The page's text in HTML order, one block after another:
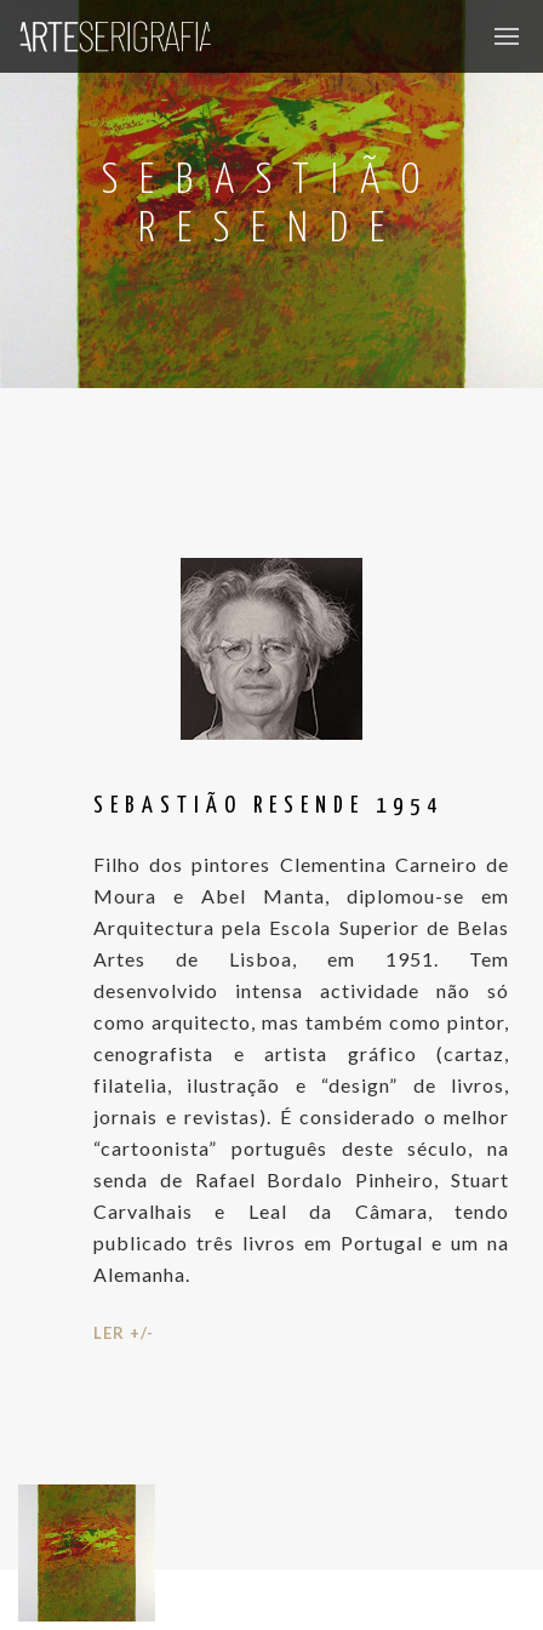
SEBASTIÃO
RESENDE
SEBASTIÃO RESENDE 1954
Filho dos pintores Clementina Carneiro de
Moura e Abel Manta, diplomou-se em
Arquitectura pela Escola Superior de Belas
Artes de Lisboa, em 1951. Tem
desenvolvido intensa actividade não só
como arquitecto, mas também como pintor,
cenografista e artista gráfico (cartaz,
filatelia, ilustração e “design” de livros,
jornais e revistas). É considerado o melhor
“cartoonista” português deste século, na
senda de Rafael Bordalo Pinheiro, Stuart
Carvalhais e Leal da Câmara, tendo
publicado três livros em Portugal e um na
Alemanha.
LER +/-